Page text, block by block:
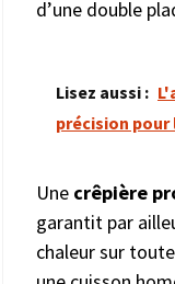
d’une double
Lisez aussi :
précision pour
Une crêpière
garantit par
chaleur sur